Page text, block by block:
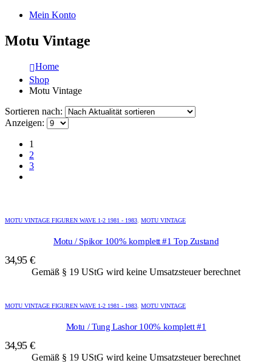
Mein Konto
Motu Vintage
Home
Shop
Motu Vintage
Sortieren nach:
Anzeigen:
1
2
3
MOTU VINTAGE FIGUREN WAVE 1-2 1981 - 1983 MOTU VINTAGE
Motu / Spikor 100% komplett #1 Top Zustand
34,95 €
Gemäß § 19 UStG wird keine Umsatzsteuer berechnet
MOTU VINTAGE FIGUREN WAVE 1-2 1981 - 1983 MOTU VINTAGE
Motu / Tung Lashor 100% komplett #1
34,95 €
Gemäß § 19 UStG wird keine Umsatzsteuer berechnet